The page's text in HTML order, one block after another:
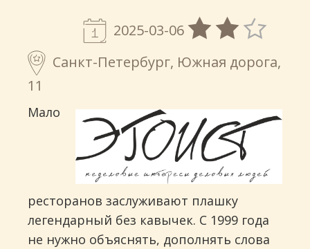
2025-03-06
Санкт-Петербург, Южная дорога,
11
Мало
ресторанов заслуживают плашку
легендарный без кавычек. С 1999 года
не нужно объяснять, дополнять слова